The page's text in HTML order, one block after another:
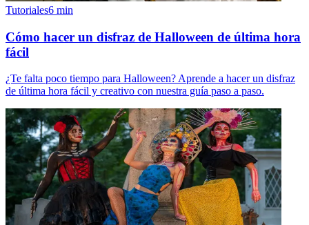
Tutoriales6 min
Cómo hacer un disfraz de Halloween de última hora
fácil
¿Te falta poco tiempo para Halloween? Aprende a hacer un disfraz
de última hora fácil y creativo con nuestra guía paso a paso.